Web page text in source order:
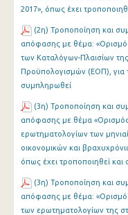
2017», όπως έχει
(2η) Τροποποίηση και
απόφασης με θέμα:
των Καταλόγων-Πλαισίων
Προϋπολογισμών (ΕΟΠ), για
συμπληρωθεί
(3η) Τροποποίηση και
απόφασης με θέμα
ερωτηματολογίων των
οικονομικών και
όπως έχει τροποποιηθεί
(3η) Τροποποίηση και
απόφασης με θέμα:
των ερωτηματολογίων της